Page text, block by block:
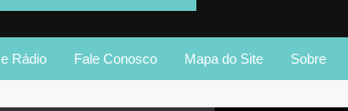
Rádio Fale Conosco Mapa do Site Sobre